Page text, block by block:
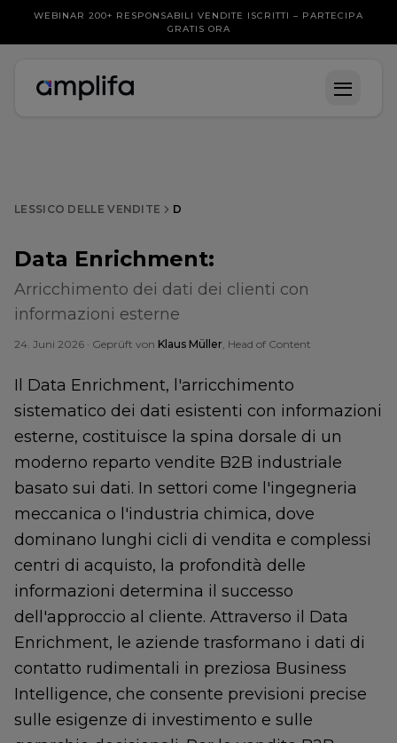
WEBINAR 200+ RESPONSABILI VENDITE ISCRITTI – PARTECIPA
GRATIS ORA
LESSICO DELLE VENDITE D
Data Enrichment:
Arricchimento dei dati dei clienti con
informazioni esterne
24. Juni 2026 · Geprüft von Klaus Müller, Head of Content
Il Data Enrichment, l'arricchimento
sistematico dei dati esistenti con informazioni
esterne, costituisce la spina dorsale di un
moderno reparto vendite B2B industriale
basato sui dati. In settori come l'ingegneria
meccanica o l'industria chimica, dove
dominano lunghi cicli di vendita e complessi
centri di acquisto, la profondità delle
informazioni determina il successo
dell'approccio al cliente. Attraverso il Data
Enrichment, le aziende trasformano i dati di
contatto rudimentali in preziosa Business
Intelligence, che consente previsioni precise
sulle esigenze di investimento e sulle